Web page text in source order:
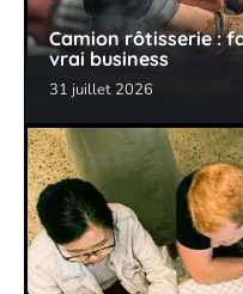
Camion rôtisserie :
vrai business
31 juillet 2026